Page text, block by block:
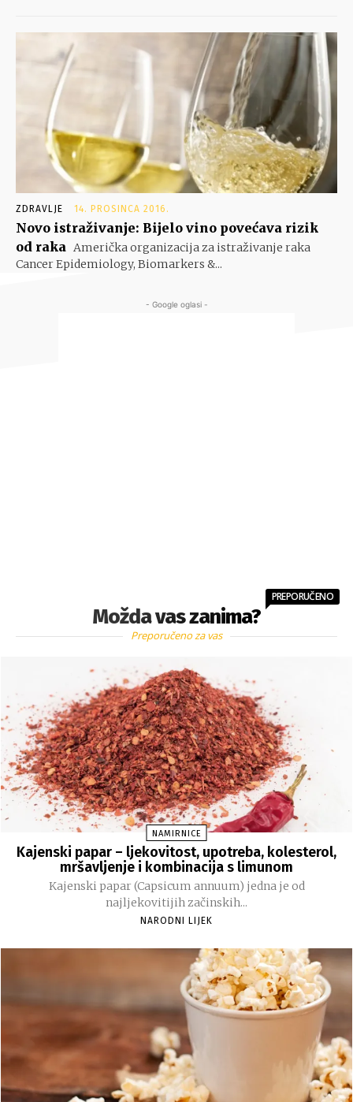
ZDRAVLJE 14. PROSINCA 2016.
Novo istraživanje: Bijelo vino povećava rizik
od raka Američka organizacija za istraživanje raka
Cancer Epidemiology, Biomarkers &...
- Google oglasi -
Možda vas zanima?
PREPORUČENO
Preporučeno za vas
NAMIRNICE
Kajenski papar – ljekovitost, upotreba, kolesterol,
mršavljenje i kombinacija s limunom
Kajenski papar (Capsicum annuum) jedna je od
najljekovitijih začinskih...
NARODNI LIJEK